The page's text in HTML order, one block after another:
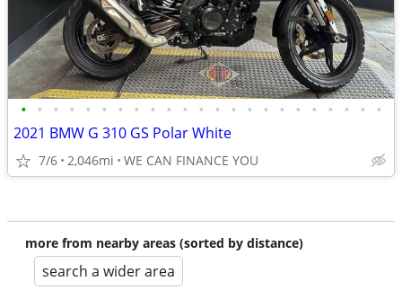
• • • • • • • • • • • • • • • • • • • • • • •
2021 BMW G 310 GS Polar White
7/6 2,046mi WE CAN FINANCE YOU
more from nearby areas (sorted by distance)
search a wider area